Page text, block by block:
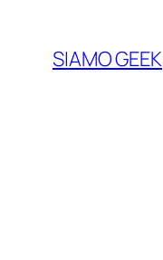
contenuto
SIAMO GEEK